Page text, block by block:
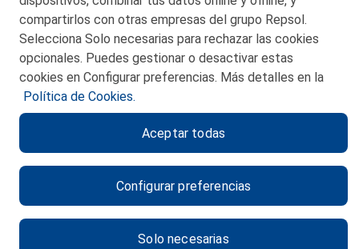
CONTACTO
MAPA WEB
POLITICA DE PRIVACIDAD
POLITICA DE COOKIES
CANAL DE ÉTICA
compartirlos con otras empresas del grupo Repsol.
Selecciona Solo necesarias para rechazar las cookies
opcionales. Puedes gestionar o desactivar estas
cookies en Configurar preferencias. Más detalles en la
Política de Cookies.
Configurar preferencias
Solo necesarias
Aceptar todas